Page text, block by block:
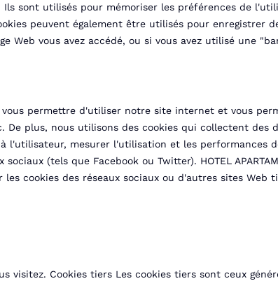
sont utilisés pour mémoriser les préférences de
peuvent également être utilisés pour enregistrer
vous avez accédé, ou si vous avez utilisé une
permettre d'utiliser notre site internet et vous
plus, nous utilisons des cookies qui collectent des
l'utilisateur, mesurer l'utilisation et les performances
(tels que Facebook ou Twitter). HOTEL
cookies des réseaux sociaux ou d'autres sites Web
visitez. Cookies tiers Les cookies tiers sont ceux